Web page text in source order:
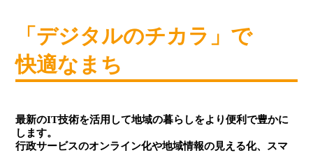
「デジタルのチカラ」で
快適なまち
最新のIT技術を活用して地域の暮らしをより便利で豊かに
します。
行政サービスのオンライン化や地域情報の見える化、スマ